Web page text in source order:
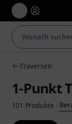
Traversen
1-Punkt
101 Produkte ·